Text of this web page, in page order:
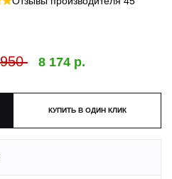
до момента отгрузки в ТК.
8 174
КУПИТЬ В ОДИН КЛИК